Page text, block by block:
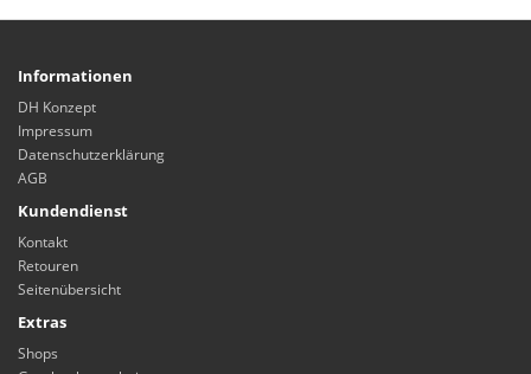
Informationen
DH Konzept
Impressum
Datenschutzerklärung
AGB
Kundendienst
Kontakt
Retouren
Seitenübersicht
Extras
Shops